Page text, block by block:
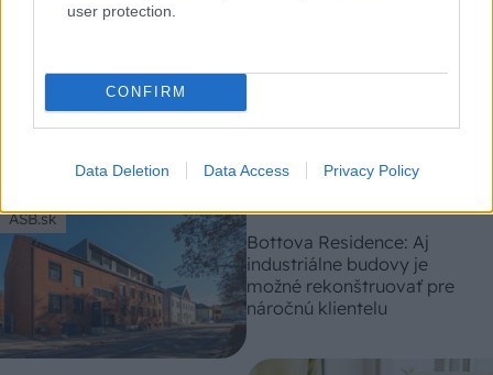
user protection.
CONFIRM
Data Deletion Data Access Privacy Policy
Ladislava Cengelová:
Stavbu, ktorú nebude
ASB.sk
Bottova Residence: Aj
industriálne budovy je
možné rekonštruovať pre
náročnú klientelu